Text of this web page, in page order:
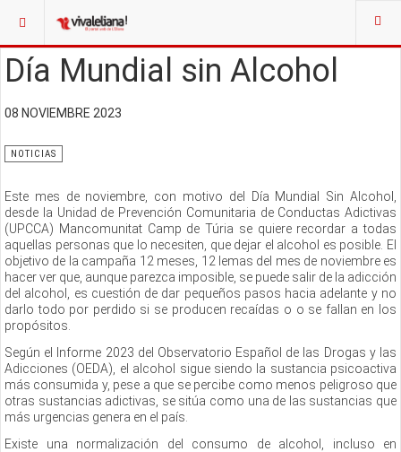
Día Mundial sin Alcohol
08 NOVIEMBRE 2023
NOTICIAS
Este mes de noviembre, con motivo del Día Mundial Sin Alcohol,
desde la Unidad de Prevención Comunitaria de Conductas Adictivas
(UPCCA) Mancomunitat Camp de Túria se quiere recordar a todas
aquellas personas que lo necesiten, que dejar el alcohol es posible. El
objetivo de la campaña 12 meses, 12 lemas del mes de noviembre es
hacer ver que, aunque parezca imposible, se puede salir de la adicción
del alcohol, es cuestión de dar pequeños pasos hacia adelante y no
darlo todo por perdido si se producen recaídas o o se fallan en los
propósitos.
Según el Informe 2023 del Observatorio Español de las Drogas y las
Adicciones (OEDA), el alcohol sigue siendo la sustancia psicoactiva
más consumida y, pese a que se percibe como menos peligroso que
otras sustancias adictivas, se sitúa como una de las sustancias que
más urgencias genera en el país.
Existe una normalización del consumo de alcohol, incluso en